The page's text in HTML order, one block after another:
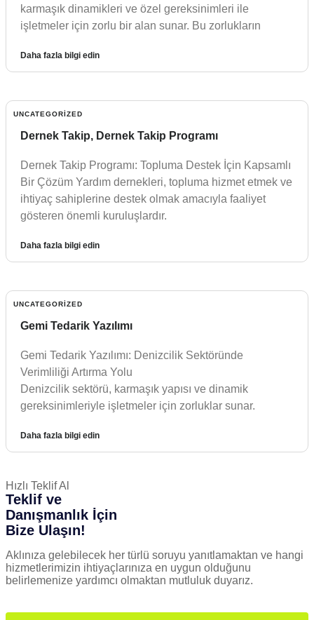
karmaşık dinamikleri ve özel gereksinimleri ile
işletmeler için zorlu bir alan sunar. Bu zorlukların
Daha fazla bilgi edin
UNCATEGORIZED
Dernek Takip, Dernek Takip Programı
Dernek Takip Programı: Topluma Destek İçin Kapsamlı
Bir Çözüm Yardım dernekleri, topluma hizmet etmek ve
ihtiyaç sahiplerine destek olmak amacıyla faaliyet
gösteren önemli kuruluşlardır.
Daha fazla bilgi edin
UNCATEGORIZED
Gemi Tedarik Yazılımı
Gemi Tedarik Yazılımı: Denizcilik Sektöründe
Verimliliği Artırma Yolu
Denizcilik sektörü, karmaşık yapısı ve dinamik
gereksinimleriyle işletmeler için zorluklar sunar.
Daha fazla bilgi edin
Hızlı Teklif Al
Teklif ve
Danışmanlık İçin
Bize Ulaşın!
Aklınıza gelebilecek her türlü soruyu yanıtlamaktan ve hangi
hizmetlerimizin ihtiyaçlarınıza en uygun olduğunu
belirlemenize yardımcı olmaktan mutluluk duyarız.